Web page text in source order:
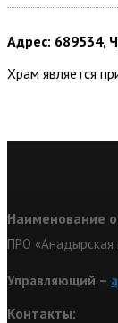
Адрес: 689534,
Храм является
Наименование
ПРО «Анадырская
Управляющий –
Контакты: